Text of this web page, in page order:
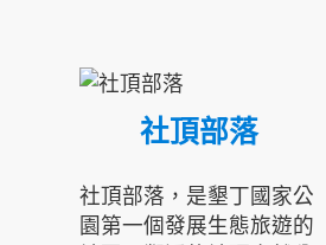
社頂部落
社頂部落，是墾丁國家公
園第一個發展生態旅遊的